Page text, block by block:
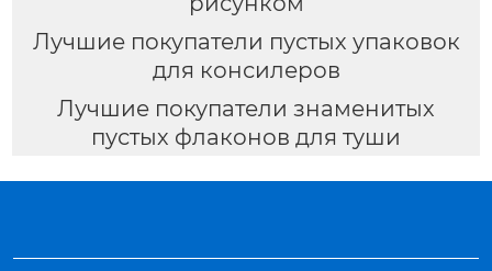
Лучшие покупатели пустых упаковок
для консилеров
Лучшие покупатели знаменитых
пустых флаконов для туши